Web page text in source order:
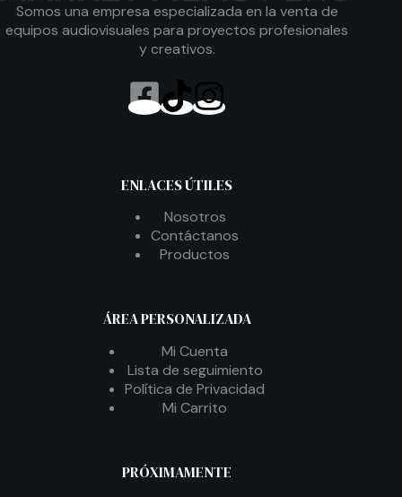
Somos una empresa especializada en la venta de
equipos audiovisuales para proyectos profesionales
y creativos.
ENLACES ÚTILES
Nosotros
Contáctanos
Productos
ÁREA PERSONALIZADA
Mi Cuenta
Lista de seguimiento
Política de Privacidad
Mi Carrito
PRÓXIMAMENTE